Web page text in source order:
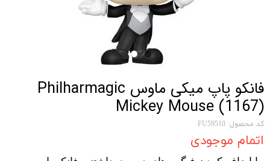
فانکو پاپ میکی ماوس Philharmagic
Mickey Mouse (1167)
کد محصول: FU59510
اتمام موجودی